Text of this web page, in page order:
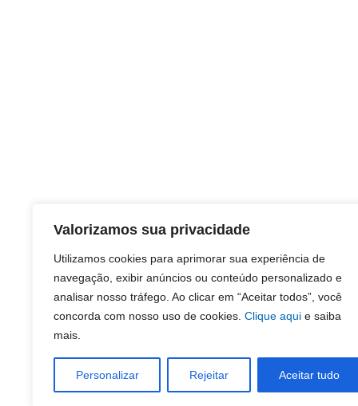
Valorizamos sua privacidade
Utilizamos cookies para aprimorar sua experiência de
navegação, exibir anúncios ou conteúdo personalizado e
analisar nosso tráfego. Ao clicar em “Aceitar todos”, você
concorda com nosso uso de cookies. Clique aqui e saiba
mais.
Personalizar Rejeitar Aceitar tudo